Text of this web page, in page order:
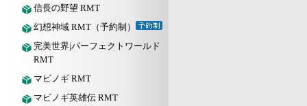
信長の野望 RMT
幻想神域 RMT（予約制）
完美世界|パーフェクトワールド
RMT
マビノギ RMT
マビノギ英雄伝 RMT